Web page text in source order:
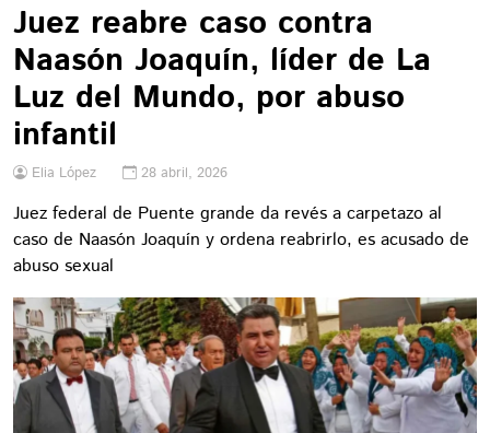
Juez reabre caso contra
Naasón Joaquín, líder de La
Luz del Mundo, por abuso
infantil
Elia López 28 abril, 2026
Juez federal de Puente grande da revés a carpetazo al
caso de Naasón Joaquín y ordena reabrirlo, es acusado de
abuso sexual